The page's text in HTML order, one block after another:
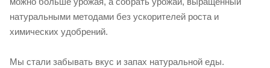
натуральными методами без ускорителей роста и
химических удобрений.
Мы стали забывать вкус и запах натуральной еды.